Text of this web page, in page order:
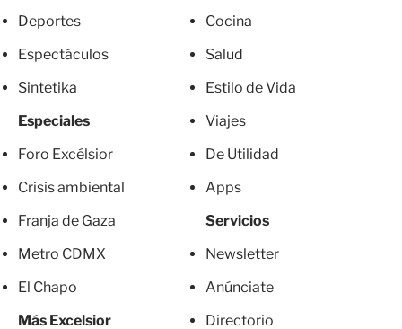
Deportes
Espectáculos
Sintetika
Especiales
Foro Excélsior
Crisis ambiental
Franja de Gaza
Metro CDMX
El Chapo
Más Excelsior
Cocina
Salud
Estilo de Vida
Viajes
De Utilidad
Apps
Servicios
Newsletter
Anúnciate
Directorio